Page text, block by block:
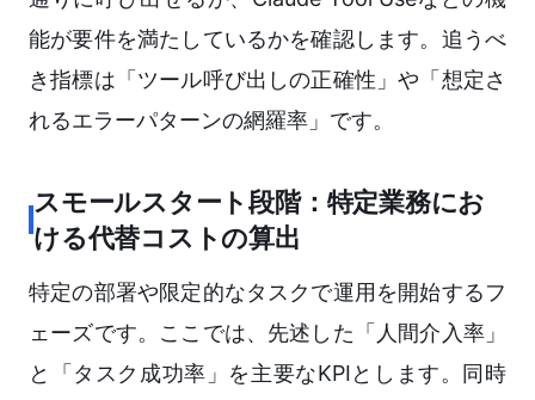
能が要件を満たしているかを確認します。追うべ
き指標は「ツール呼び出しの正確性」や「想定さ
れるエラーパターンの網羅率」です。
スモールスタート段階：特定業務にお
ける代替コストの算出
特定の部署や限定的なタスクで運用を開始するフ
ェーズです。ここでは、先述した「人間介入率」
と「タスク成功率」を主要なKPIとします。同時